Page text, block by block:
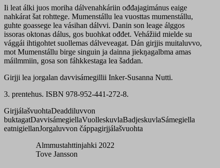
Ii leat álki juos moriha dálvenahkáriin ođđajagimánus eaige
nahkárat šat rohttege. Mumenstállu lea vuosttas mumenstállu,
guhte goassege lea vásihan dálvvi. Danin son leage álggos
issoras oktonas dálus, gos buohkat ođđet. Vehážiid mielde su
vággái ihtigohtet suollemas dálveveagat. Dán girjjis muitaluvvo,
mot Mumenstállu birge singuin ja dainna jiekŋagalbma amas
máilmmiin, gosa son fáhkkestaga lea šaddan.
Girjji lea jorgalan davvisámegillii Inker-Susanna Nutti.
3. prentehus. ISBN 978-952-441-272-8.
GirjjálašvuohtaDeaddiluvvon
buktagatDavvisámegiellaVuolleskuvlaBadjeskuvlaSámegiella
eatnigiellanJorgaluvvon čáppagirjjálašvuohta
Almmustahttinjahki 2022
Tove Jansson